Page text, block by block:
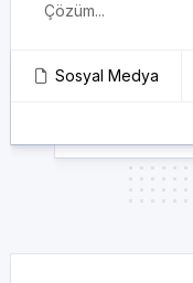
Çözüm...
Sosyal Medya